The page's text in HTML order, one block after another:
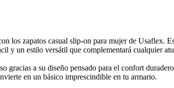
los zapatos casual slip-on para mujer de Usaflex.
y un estilo versátil que complementará cualquier
gracias a su diseño pensado para el confort
en un básico imprescindible en tu armario.